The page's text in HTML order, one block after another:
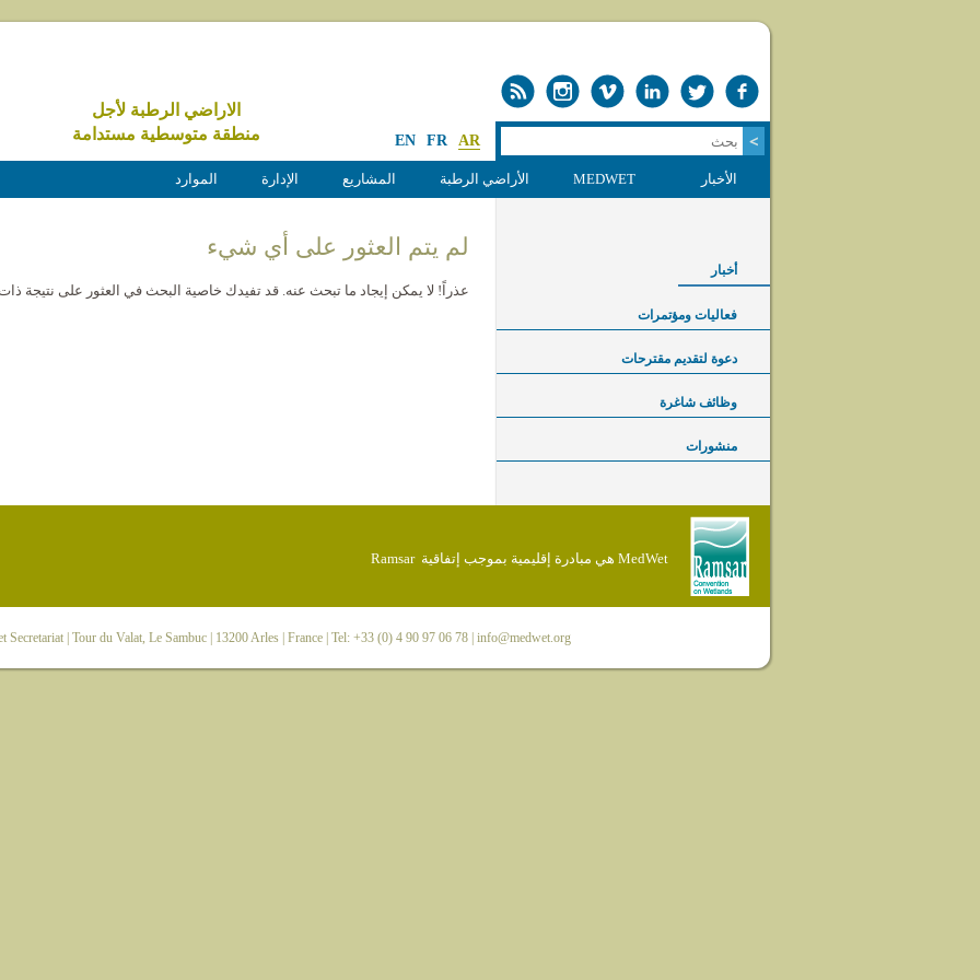
الاراضي الرطبة لأجل
منطقة متوسطية مستدامة
EN FR AR
الأخبار MEDWET الأراضي الرطبة المشاريع الإدارة الموارد
لم يتم العثور على أي شيء
عذراً! لا يمكن إيجاد ما تبحث عنه. قد تفيدك خاصية البحث في العثور على نتيجة
أخبار
فعاليات ومؤتمرات
دعوة لتقديم مقترحات
وظائف شاغرة
منشورات
MedWet هي مبادرة إقليمية بموجب إتفاقية Ramsar
Secretariat| Tour du Valat, Le Sambuc | 13200 Arles | France | Tel: +33 (0) 4 90 97 06 78 | info@medwet.org